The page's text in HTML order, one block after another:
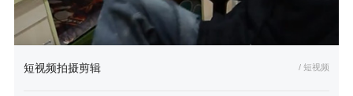
短视频拍摄剪辑 / 短视频